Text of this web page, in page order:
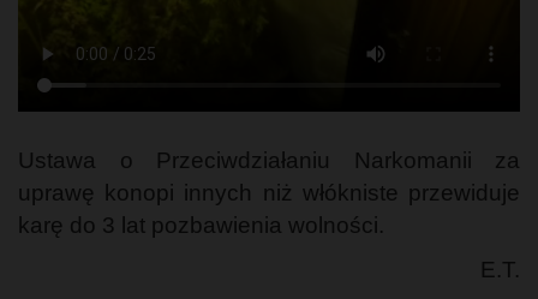
Ustawa o Przeciwdziałaniu Narkomanii za
uprawę konopi innych niż włókniste przewiduje
karę do 3 lat pozbawienia wolności.
E.T.